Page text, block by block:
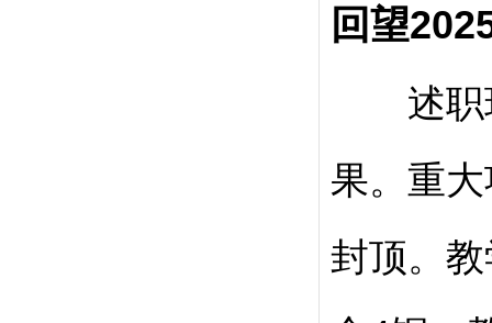
回望
述职环
果。重
封顶。